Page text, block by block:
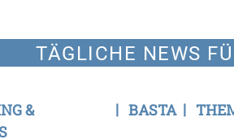
TÄGLICHE NEWS
&
BASTA